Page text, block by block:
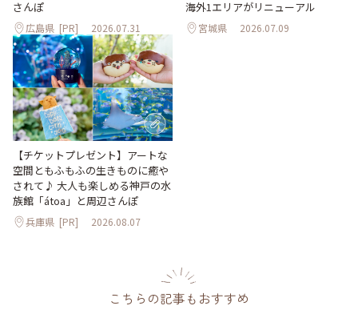
さんぽ
広島県 [PR] 2026.07.31
海外1エリアがリニューアル
宮城県 2026.07.09
【チケットプレゼント】アートな
空間ともふもふの生きものに癒や
されて♪ 大人も楽しめる神戸の水
族館「átoa」と周辺さんぽ
兵庫県 [PR] 2026.08.07
こちらの記事もおすすめ